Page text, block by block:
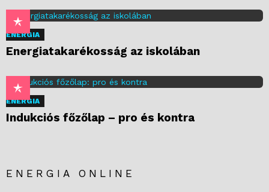
ENERGIA
Energiatakarékosság az iskolában
ENERGIA
Indukciós főzőlap – pro és kontra
ENERGIA ONLINE